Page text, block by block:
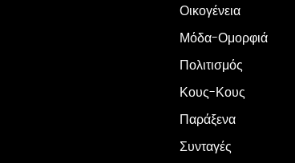
Οικογένεια
Μόδα-Ομορφιά
Πολιτισμός
Κους-Κους
Παράξενα
Συνταγές